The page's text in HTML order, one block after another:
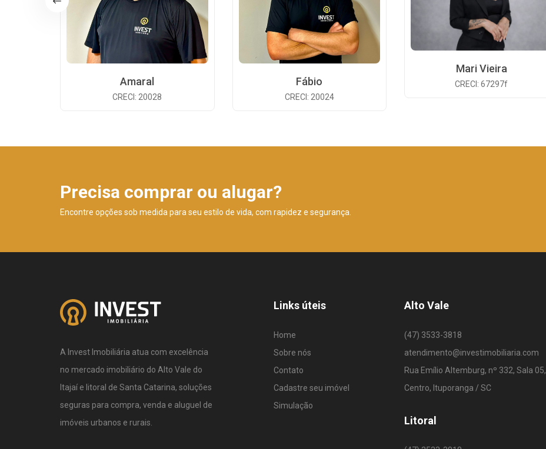
Amaral
CRECI: 20028
Fábio
CRECI: 20024
Mari Vieira
CRECI: 67297f
Precisa comprar ou alugar?
Encontre opções sob medida para seu estilo de vida, com rapidez e segurança.
A Invest Imobiliária atua com excelência
no mercado imobiliário do Alto Vale do
Itajaí e litoral de Santa Catarina, soluções
seguras para compra, venda e aluguel de
imóveis urbanos e rurais.
Links úteis
Home
Sobre nós
Contato
Cadastre seu imóvel
Simulação
Alto Vale
(47) 3533-3818
atendimento@investimobiliaria.com
Rua Emílio Altemburg, nº 332, Sala 05,
Centro, Ituporanga / SC
Litoral